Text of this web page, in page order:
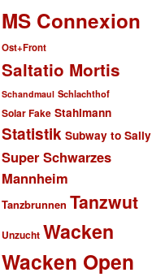
MS Connexion
Ost+Front
Saltatio Mortis
Schandmaul Schlachthof
Solar Fake Stahlmann
Statistik Subway to Sally
Super Schwarzes
Mannheim
Tanzbrunnen Tanzwut
Unzucht Wacken
Wacken Open